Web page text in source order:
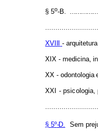
§ 5o-B.
XVIII - arquitetura
XIX - medicina, in
XX - odontologia
XXI - psicol ogia,
§ 5º-D. Sem pr